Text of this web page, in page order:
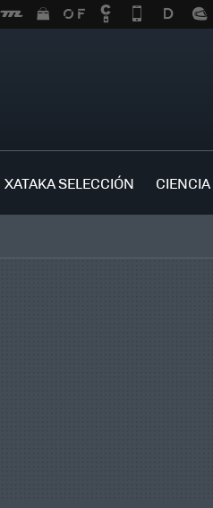
XATAKA SELECCIÓN CIENCIA